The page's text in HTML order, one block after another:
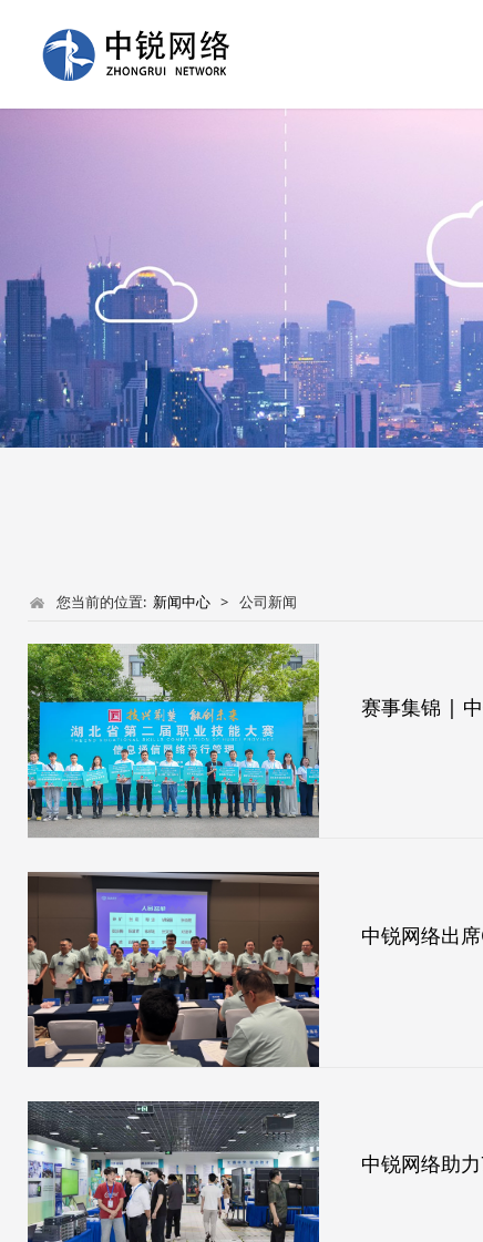
您当前的位置: 新闻中心 > 公司新闻
赛事集锦 |
中锐网络出
中锐网络助